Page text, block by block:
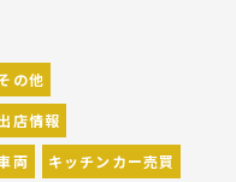
の他
店情報
両
キッチンカー売買